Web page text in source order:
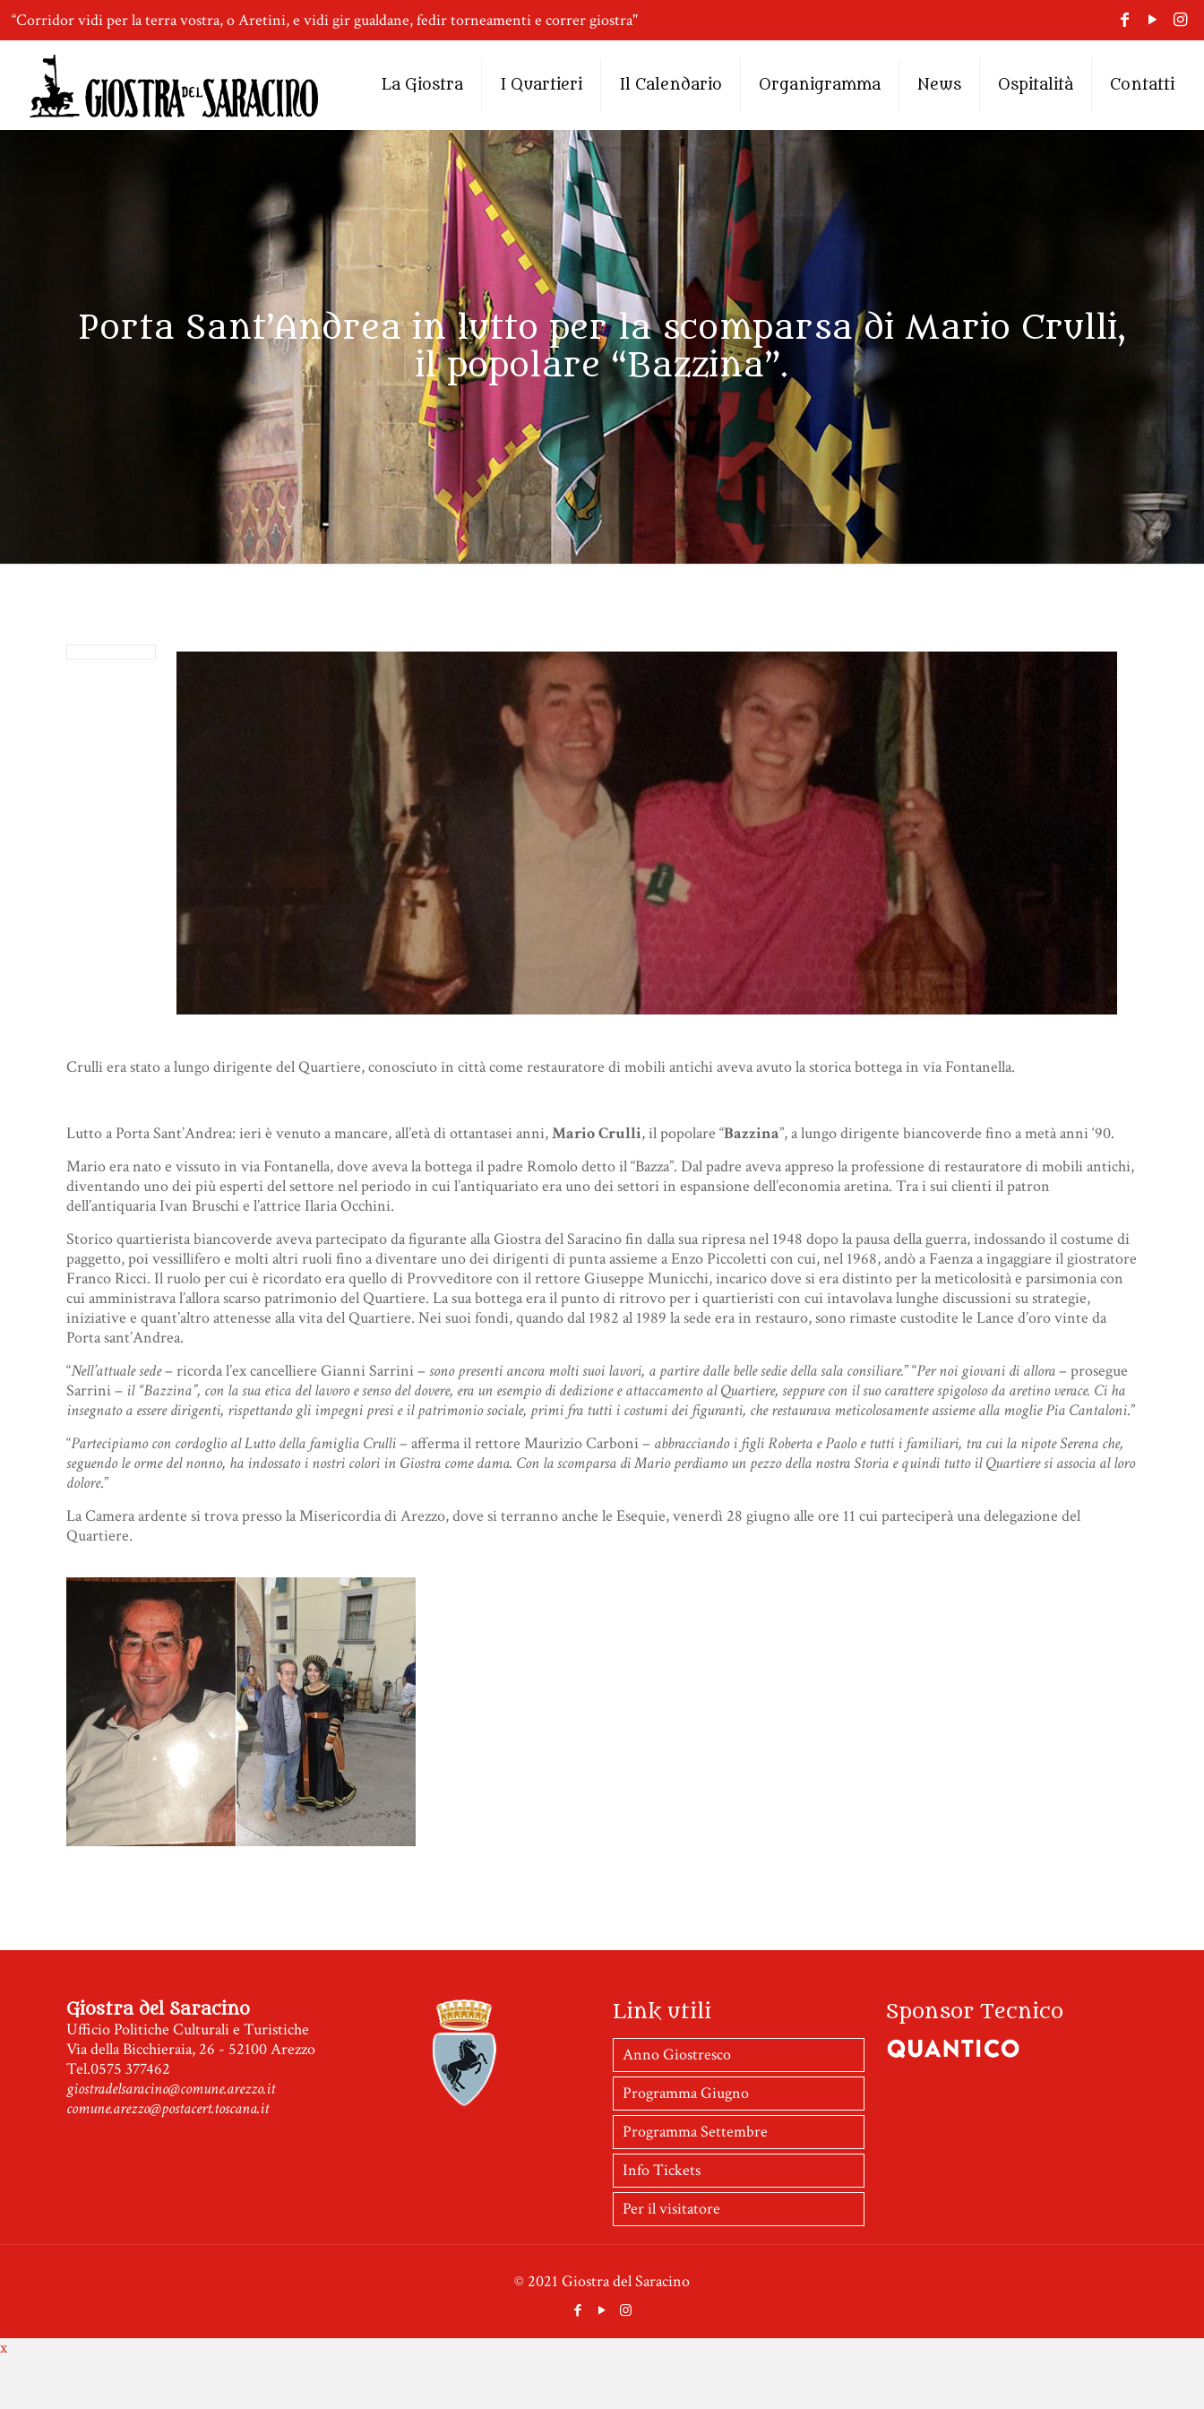
“Corridor vidi per la terra vostra, o Aretini, e vidi gir gualdane, fedir torneamenti e correr giostra"
La Giostra I Quartieri Il Calendario Organigramma News Ospitalità Contatti
Porta Sant’Andrea in lutto per la scomparsa di Mario Crulli,
il popolare “Bazzina”.
Crulli era stato a lungo dirigente del Quartiere, conosciuto in città come restauratore di mobili antichi aveva avuto la storica bottega in via Fontanella.
Lutto a Porta Sant’Andrea: ieri è venuto a mancare, all’età di ottantasei anni,Mario Crulli, il popolare “Bazzina”, a lungo dirigente biancoverde fino a metà anni ‘90.
Mario era nato e vissuto in via Fontanella, dove aveva la bottega il padre Romolo detto il “Bazza”. Dal padre aveva appreso la professione di restauratore di mobili antichi,
diventando uno dei più esperti del settore nel periodo in cui l’antiquariato era uno dei settori in espansione dell’economia aretina. Tra i sui clienti il patron
dell’antiquaria Ivan Bruschi e l’attrice Ilaria Occhini.
Storico quartierista biancoverde aveva partecipato da figurante alla Giostra del Saracino fin dalla sua ripresa nel 1948 dopo la pausa della guerra, indossando il costume di
paggetto, poi vessillifero e molti altri ruoli fino a diventare uno dei dirigenti di punta assieme a Enzo Piccoletti con cui, nel 1968, andò a Faenza a ingaggiare il giostratore
Franco Ricci. Il ruolo per cui è ricordato era quello di Provveditore con il rettore Giuseppe Municchi, incarico dove si era distinto per la meticolosità e parsimonia con
cui amministrava l’allora scarso patrimonio del Quartiere. La sua bottega era il punto di ritrovo per i quartieristi con cui intavolava lunghe discussioni su strategie,
iniziative e quant’altro attenesse alla vita del Quartiere. Nei suoi fondi, quando dal 1982 al 1989 la sede era in restauro, sono rimaste custodite le Lance d’oro vinte da
Porta sant’Andrea.
“Nell’attuale sede– ricorda l’ex cancelliere Gianni Sarrini –sono presenti ancora molti suoi lavori, a partire dalle belle sedie della sala consiliare.” “Per noi giovani di allora– prosegue
Sarrini – il “Bazzina”, con la sua etica del lavoro e senso del dovere, era un esempio di dedizione e attaccamento al Quartiere, seppure con il suo carattere spigoloso da aretino verace. Ci ha
insegnato a essere dirigenti, rispettando gli impegni presi e il patrimonio sociale, primi fra tutti i costumi dei figuranti, che restaurava meticolosamente assieme alla moglie Pia Cantaloni.”
“Partecipiamo con cordoglio al Lutto della famiglia Crulli– afferma il rettore Maurizio Carboni – abbracciando i figli Roberta e Paolo e tutti i familiari, tra cui la nipote Serena che,
seguendo le orme del nonno, ha indossato i nostri colori in Giostra come dama. Con la scomparsa di Mario perdiamo un pezzo della nostra Storia e quindi tutto il Quartiere si associa al loro
dolore.”
La Camera ardente si trova presso la Misericordia di Arezzo, dove si terranno anche le Esequie, venerdì 28 giugno alle ore 11 cui parteciperà una delegazione del
Quartiere.
Giostra del Saracino
Ufficio Politiche Culturali e Turistiche
Via della Bicchieraia, 26 - 52100 Arezzo
Tel.0575 377462
giostradelsaracino@comune.arezzo.it
comune.arezzo@postacert.toscana.it
Link utili
Anno Giostresco
Programma Giugno
Programma Settembre
Info Tickets
Per il visitatore
Sponsor Tecnico
© 2021 Giostra del Saracino
x